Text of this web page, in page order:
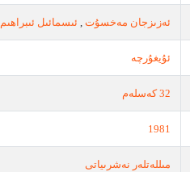
ئەزىزجان مەخسۇت , ئىسمائىل ئىبراھىم
ئۇيغۇرچە
32 كەسلەم
1981
مىللەتلەر نەشرىياتى